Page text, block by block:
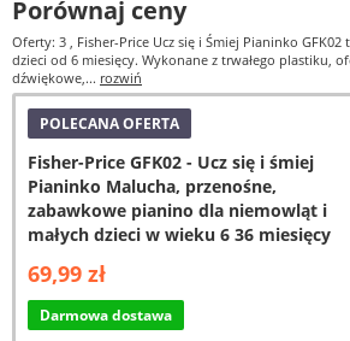
Porównaj ceny
Oferty: 3 , Fisher-Price Ucz się i Śmiej Pianinko
dzieci od 6 miesięcy. Wykonane z trwałego plastiku,
dźwiękowe,... rozwiń
POLECANA OFERTA
Fisher-Price GFK02 - Ucz się i śmiej
Pianinko Malucha, przenośne,
zabawkowe pianino dla niemowląt i
małych dzieci w wieku 6 36 miesięcy
69,99 zł
Darmowa dostawa